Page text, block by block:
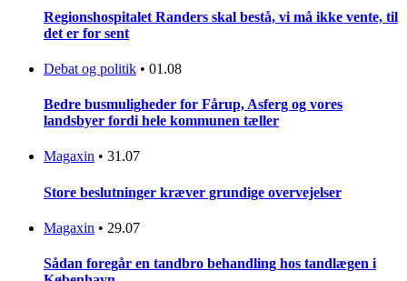
Regionshospitalet Randers skal bestå, vi må ikke vente, til
det er for sent
Debat og politik • 01.08
Bedre busmuligheder for Fårup, Asferg og vores
landsbyer fordi hele kommunen tæller
Magaxin • 31.07
Store beslutninger kræver grundige overvejelser
Magaxin • 29.07
Sådan foregår en tandbro behandling hos tandlægen i